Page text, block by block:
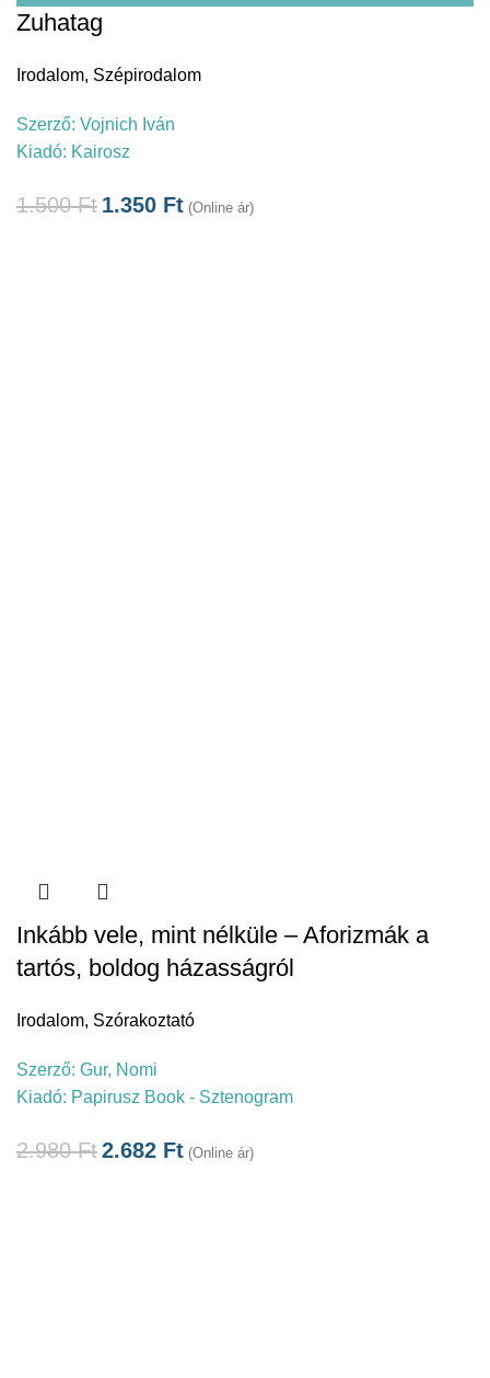
Zuhatag
Irodalom, Szépirodalom
Szerző: Vojnich Iván
Kiadó: Kairosz
1.500Ft 1.350 Ft (Online ár)
Inkább vele, mint nélküle – Aforizmák a
tartós, boldog házasságról
Irodalom, Szórakoztató
Szerző: Gur, Nomi
Kiadó: Papirusz Book - Sztenogram
2.980Ft2.682 Ft (Online ár)